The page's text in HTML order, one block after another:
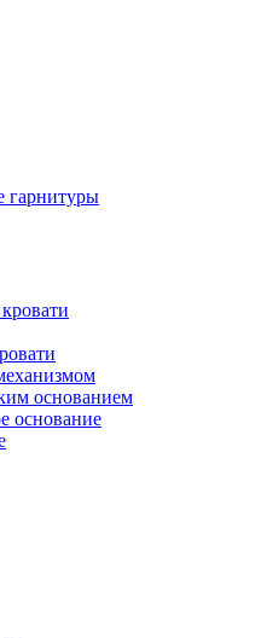
гарнитуры
основанием
основание